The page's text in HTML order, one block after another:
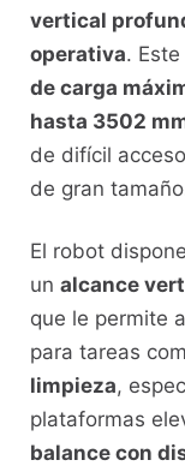
vertical
operativa.
de carga
hasta 3502
de difícil
de gran
El robot
un alcance
que le permite
para tareas
limpieza,
plataformas
balance con